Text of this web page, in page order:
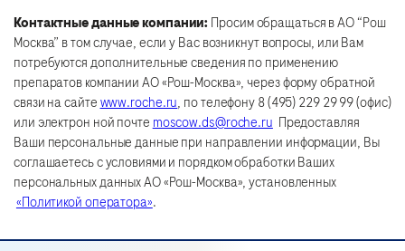
Контактные данные компании: Просим обращаться в АО “Рош
Москва” в том случае, если у Вас возникнут вопросы, или Вам
потребуются дополнительные сведения по применению
препаратов компании АО «Рош-Москва», через форму обратной
связи на сайте www.roche.ru, по телефону 8 (495) 229 29 99 (офис)
или электрон ной почте moscow.ds@roche.ru Предоставляя
Ваши персональные данные при направлении информации, Вы
соглашаетесь с условиями и порядком обработки Ваших
персональных данных АО «Рош-Москва», установленных
«Политикой оператора».